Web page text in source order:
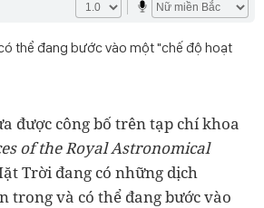
thể đang bước vào một "chế độ hoạt
được công bố trên tạp chí khoa
of the Royal Astronomical
Trời đang có những dịch
trong và có thể đang bước vào